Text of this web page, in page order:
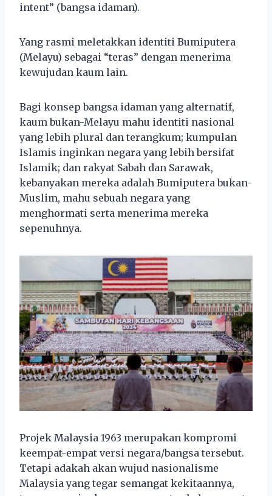
intent” (bangsa idaman).
Yang rasmi meletakkan identiti Bumiputera
(Melayu) sebagai “teras” dengan menerima
kewujudan kaum lain.
Bagi konsep bangsa idaman yang alternatif,
kaum bukan-Melayu mahu identiti nasional
yang lebih plural dan terangkum; kumpulan
Islamis inginkan negara yang lebih bersifat
Islamik; dan rakyat Sabah dan Sarawak,
kebanyakan mereka adalah Bumiputera bukan-
Muslim, mahu sebuah negara yang
menghormati serta menerima mereka
sepenuhnya.
Projek Malaysia 1963 merupakan kompromi
keempat-empat versi negara/bangsa tersebut.
Tetapi adakah akan wujud nasionalisme
Malaysia yang tegar semangat kekitaannya,